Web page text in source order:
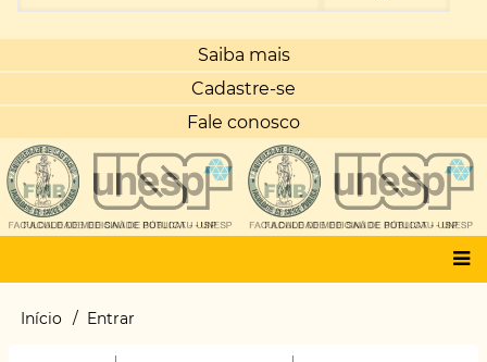
de
usuário
Saiba mais
Cadastre-se
Fale conosco
Main
Trilha
Início Entrar